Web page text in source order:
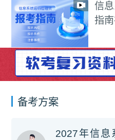
运行管理员报考
课程
免费试听
备考方案
2027年信息